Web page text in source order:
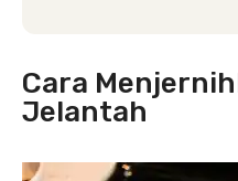
Cara
Jelantah